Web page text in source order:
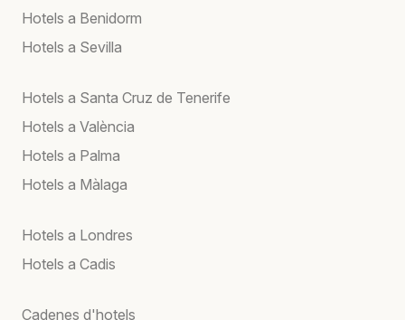
Hotels a Benidorm
Hotels a Sevilla
Hotels a Santa Cruz de Tenerife
Hotels a València
Hotels a Palma
Hotels a Màlaga
Hotels a Londres
Hotels a Cadis
Cadenes d'hotels